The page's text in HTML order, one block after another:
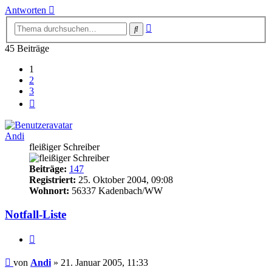
Antworten
Suche
45 Beiträge
1
2
3
Andi
fleißiger Schreiber
Beiträge: 147
Registriert: 25. Oktober 2004, 09:08
Wohnort: 56337 Kadenbach/WW
Notfall-Liste
Beitrag
von Andi » 21. Januar 2005, 11:33